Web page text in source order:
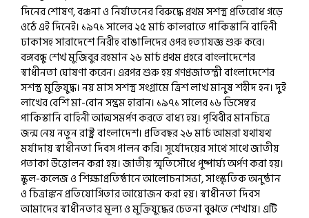
দিনের শোষণ, বঞ্চনা ও নির্যাতনের বিরুদ্ধে প্রথম সশস্ত্র প্রতিরোধ গড়ে
ওঠে এই দিনেই। ১৯৭১ সালের ২৫ মার্চ কালরাতে পাকিস্তানি বাহিনী
ঢাকাসহ সারাদেশে নিরীহ বাঙালিদের ওপর হত্যাযজ্ঞ শুরু করে।
বঙ্গবন্ধু শেখ মুজিবুর রহমান ২৬ মার্চ প্রথম প্রহরে বাংলাদেশের
স্বাধীনতা ঘোষণা করেন। এরপর শুরু হয় গণপ্রজাতন্ত্রী বাংলাদেশের
সশস্ত্র মুক্তিযুদ্ধ। নয় মাস সশস্ত্র সংগ্রামে ত্রিশ লাখ মানুষ শহীদ হন। দুই
লাখের বেশি মা-বোন সম্ভ্রম হারান। ১৯৭১ সালের ১৬ ডিসেম্বর
পাকিস্তানি বাহিনী আত্মসমর্পণ করতে বাধ্য হয়। পৃথিবীর মানচিত্রে
জন্ম নেয় নতুন রাষ্ট্র বাংলাদেশ। প্রতিবছর ২৬ মার্চ আমরা যথাযথ
মর্যাদায় স্বাধীনতা দিবস পালন করি। সূর্যোদয়ের সাথে সাথে জাতীয়
পতাকা উত্তোলন করা হয়। জাতীয় স্মৃতিসৌধে পুষ্পার্ঘ্য অর্পণ করা হয়।
স্কুল-কলেজ ও শিক্ষাপ্রতিষ্ঠানে আলোচনাসভা, সাংস্কৃতিক অনুষ্ঠান
ও চিত্রাঙ্কন প্রতিযোগিতার আয়োজন করা হয়। স্বাধীনতা দিবস
আমাদের স্বাধীনতার মূল্য ও মুক্তিযুদ্ধের চেতনা বুঝতে শেখায়। এটি